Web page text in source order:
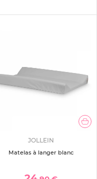
JOLLEIN
Matelas à langer blanc